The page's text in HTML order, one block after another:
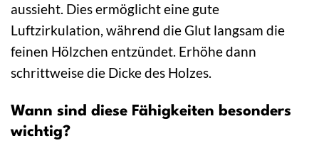
aussieht. Dies ermöglicht eine gute
Luftzirkulation, während die Glut langsam die
feinen Hölzchen entzündet. Erhöhe dann
schrittweise die Dicke des Holzes.
Wann sind diese Fähigkeiten besonders
wichtig?